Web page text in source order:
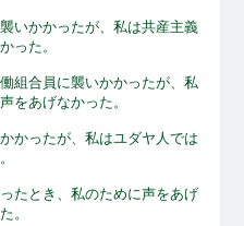
いかかったが、私は共産主義
った。
組合員に襲いかかったが、私
をあげなかった。
かったが、私はユダヤ人では
たとき、私のために声をあげ
。